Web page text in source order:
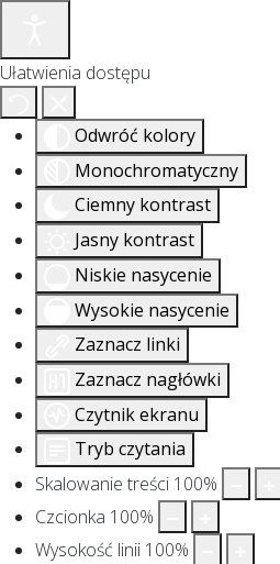
Ułatwienia dostępu
Odwróć kolory
Monochromatyczny
Ciemny kontrast
Jasny kontrast
Niskie nasycenie
Wysokie nasycenie
Zaznacz linki
Zaznacz nagłówki
Czytnik ekranu
Tryb czytania
Skalowanie treści 100%
Czcionka 100%
Wysokość linii 100%